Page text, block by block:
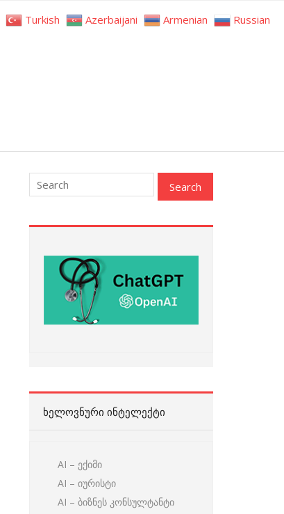
ᲮᲔᲚᲝᲕᲜᲣᲠᲘ ᲘᲜᲢᲔᲚᲔᲥᲢᲘ
AI – ექიმი
AI – იურისტი
AI – ბიზნეს კონსულტანტი
Turkish Azerbaijani Armenian Russian